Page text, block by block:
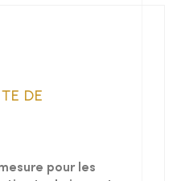
DE
pour les